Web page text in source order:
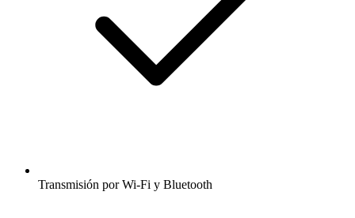
Transmisión por Wi-Fi y Bluetooth